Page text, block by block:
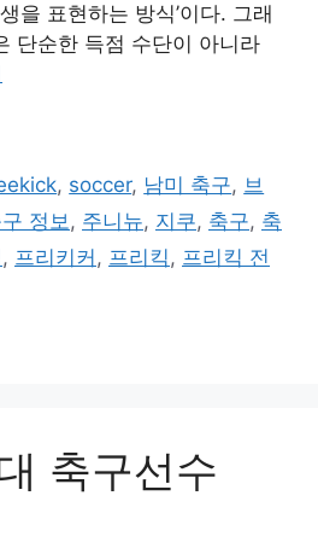
을 표현하는 방식’이다. 그래
단순한 득점 수단이 아니라
, soccer, 남미 축구, 브
정보, 주니뉴, 지쿠, 축구, 축
, 프리키커 , 프리킥, 프리킥 전
축구선수